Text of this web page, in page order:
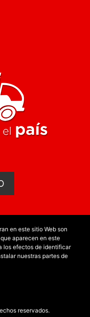
en este sitio Web son
aparecen en este
los efectos de identificar
nuestras partes de
reservados.